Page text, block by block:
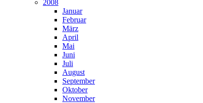
2008
Januar
Februar
März
April
Mai
Juni
Juli
August
September
Oktober
November